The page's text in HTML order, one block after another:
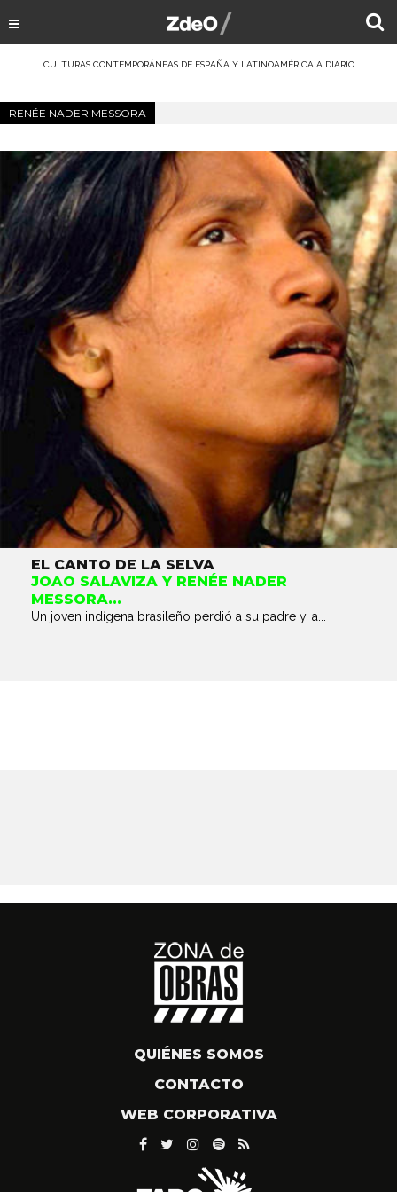
CULTURAS CONTEMPORÁNEAS DE ESPAÑA Y LATINOAMÉRICA A DIARIO
RENÉE NADER MESSORA
EL CANTO DE LA SELVA
JOAO SALAVIZA Y RENÉE NADER
MESSORA...
Un joven indígena brasileño perdió a su padre y, a...
QUIÉNES SOMOS
CONTACTO
WEB CORPORATIVA